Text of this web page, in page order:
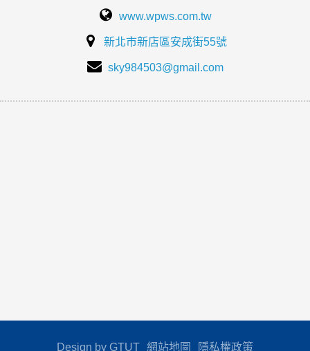
www.wpws.com.tw
新北市新店區安成街55號
sky984503@gmail.com
Design by GTUT 網站地圖 隱私權政策